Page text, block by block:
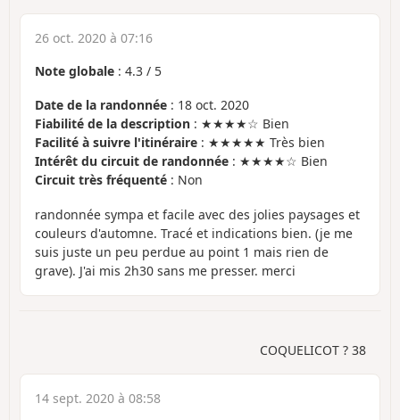
26 oct. 2020 à 07:16
Note globale : 4.3 / 5
Date de la randonnée : 18 oct. 2020
Fiabilité de la description : ★★★★☆ Bien
Facilité à suivre l'itinéraire : ★★★★★ Très bien
Intérêt du circuit de randonnée : ★★★★☆ Bien
Circuit très fréquenté : Non
randonnée sympa et facile avec des jolies paysages et
couleurs d'automne. Tracé et indications bien. (je me
suis juste un peu perdue au point 1 mais rien de
grave). J'ai mis 2h30 sans me presser. merci
COQUELICOT ? 38
14 sept. 2020 à 08:58